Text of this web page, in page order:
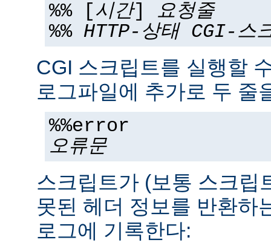
%% [시간] 요청줄
%% HTTP-상태 CGI-스
CGI 스크립트를 실행할
로그파일에 추가로 두 줄
%%error
오류문
스크립트가 (보통 스크립
못된 헤더 정보를 반환하
로그에 기록한다: